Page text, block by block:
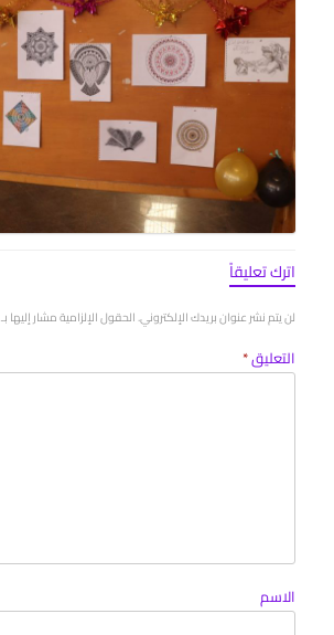
اترك تعليقاً
لن يتم نشر عنوان بريدك الإلكتروني.الحقول الإلزامية مشار إليها بـ
التعليق*
الاسم